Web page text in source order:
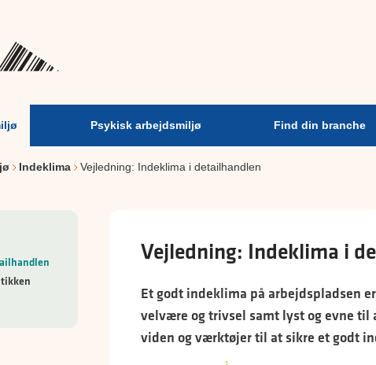
Psykisk arbejdsmiljø Find din branche
Indeklima Vejledning: Indeklima i detailhandlen
Vejledning: Indeklima i
Et godt indeklima på arbejdspladsen
velvære og trivsel samt lyst og evne til
viden og værktøjer til at sikre et godt